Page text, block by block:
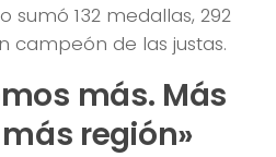
sumó 132 medallas, 292
campeón de las justas.
más. Más
región»